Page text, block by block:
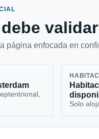
página enfocada en
Solo